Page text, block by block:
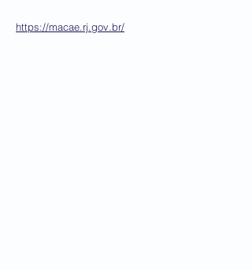
https://macae.rj.gov.br/